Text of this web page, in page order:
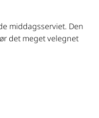
middagsserviet. Den
det meget velegnet